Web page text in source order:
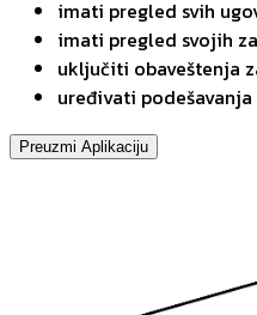
imati pregled svih
imati pregled svojih
uključiti obaveštenja
uređivati
Preuzmi Aplikaciju